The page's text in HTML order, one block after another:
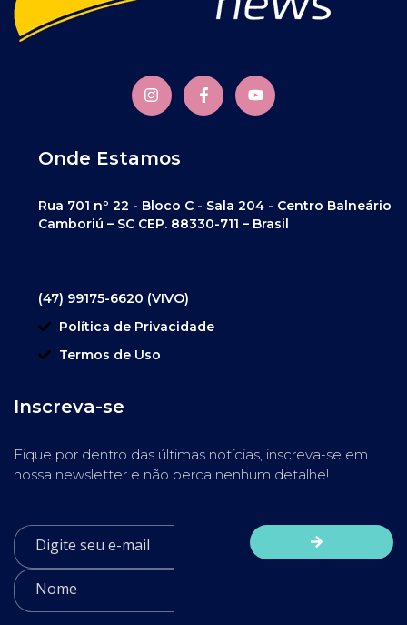
Onde Estamos
Rua 701 nº 22 - Bloco C - Sala 204 - Centro Balneário
Camboriú – SC CEP. 88330-711 – Brasil
(47) 99175-6620 (VIVO)
Política de Privacidade
Termos de Uso
Inscreva-se
Fique por dentro das últimas notícias, inscreva-se em
nossa newsletter e não perca nenhum detalhe!